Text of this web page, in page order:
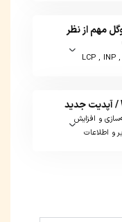
مهم از نظر
و افزایش
و اطلاعات